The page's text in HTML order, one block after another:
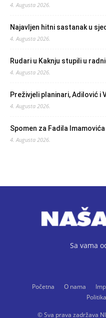
4. Augusta 2026.
Najavljen hitni sastanak u
4. Augusta 2026.
Rudari u Kaknju stupili u
4. Augusta 2026.
Preživjeli planinari, Adilović i
4. Augusta 2026.
Spomen za Fadila Imamovića
4. Augusta 2026.
Sa vama
Početna O nama
© Sva prava zadržava